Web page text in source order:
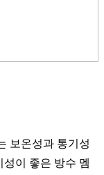
보온성과 통기성
이 좋은 방수 멤